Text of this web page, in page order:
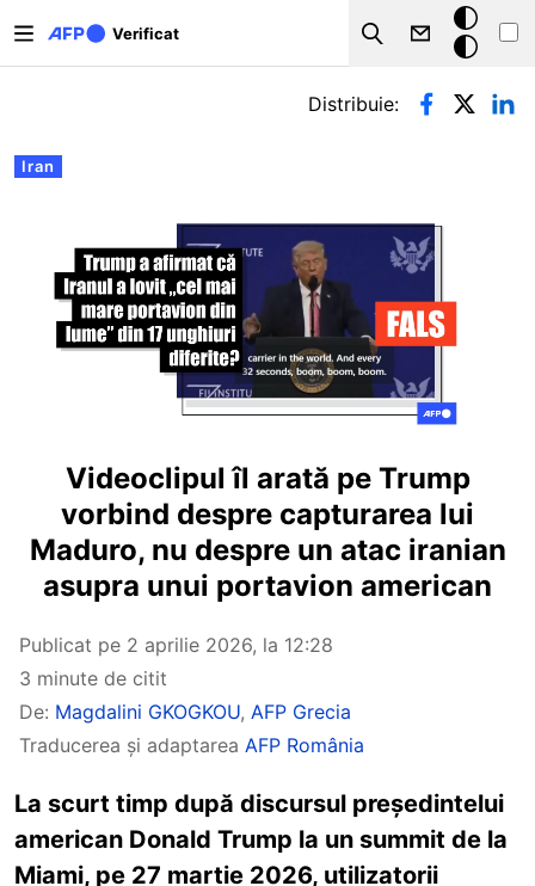
Verificat
Search
Modul
întunecat
Filele principale
Iran
Distribuie:
Videoclipul îl arată pe Trump
vorbind despre capturarea lui
Maduro, nu despre un atac iranian
asupra unui portavion american
Publicat pe 2 aprilie 2026, la 12:28
3 minute de citit
De: Magdalini GKOGKOU, AFP Grecia
Traducerea și adaptarea AFP România
La scurt timp după discursul președintelui
american Donald Trump la un summit de la
Miami, pe 27 martie 2026, utilizatorii